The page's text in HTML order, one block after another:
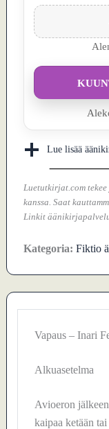
Lue lisää
Luetutkirjat.com
kanssa. Saat
Linkit
Kategoria: Fiktio
Vapaus – Inari
Alkuasetelma
Avioeron
kaipaa ketään